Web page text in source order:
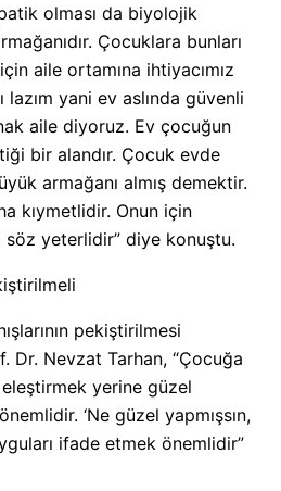
olması da biyolojik
Çocuklara bunları
aile ortamına ihtiyacımız
lazım yani ev aslında güvenli
aile diyoruz. Ev çocuğun
bir alandır. Çocuk evde
armağanı almış demektir.
kıymetlidir. Onun için
yeterlidir” diye konuştu.
pekiştirilmesi
Dr. Nevzat Tarhan, “Çocuğa
yerine güzel
‘Ne güzel yapmışsın,
ifade etmek önemlidir”